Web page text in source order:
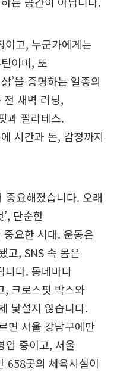
이고, 누군가에게는
이며, 또
’을 증명하는 일종의
새벽 러닝,
과 필라테스.
시간과 돈, 감정까지
중요해졌습니다. 오래
단순한
중요한 시대. 운동은
고, SNS 속 몸은
니다. 동네마다
, 크로스핏 박스와
낯설지 않습니다.
면 서울 강남구에만
업 중이고, 서울
658곳의 체육시설이